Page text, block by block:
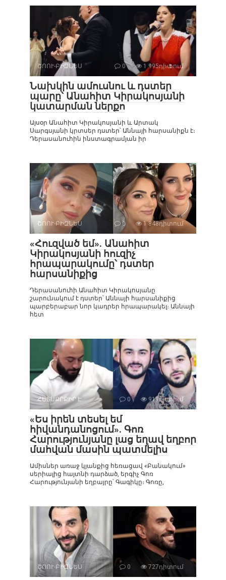
ՇՈՈՒ-ԲԻԶՆԵՍ 0 1 995դիտում
Նախկին ամուսնու և դստեր
պարը՝ Անահիտ Կիրակոսյանի
կատարման ներքո
Այսօր Անահիտ Կիրակոսյանի և Արտակ
Սարգսյանի կրտսեր դստեր՝ Աննայի հարսանիքն է։
Դերասանուհին ինստագրամյան իր
ՇՈՈՒ-ԲԻԶՆԵՍ 0 1 848դիտում
«Հուզված եմ». Անահիտ
Կիրակոսյանի հուզիչ
հրապարակումը՝ դստեր
հարսանիքից
Դերասանուհի Անահիտ Կիրակոսյանը
շարունակում է դստեր՝ Աննայի հարսանիքից
պարբերաբար նոր կադրեր հրապարակել։ Աննայի
հետ
ՀԵՏԱՔՐՔԻՐ Է 0 919դիտում
«Ես իրեն տեսել եմ
հիվանդանոցում». Գոռ
Հարությունյանը լաց եղավ եղբոր
մահվան մասին պատմելիս
Ամիսներ առաջ կյանքից հեռացավ «Բանակում»
սերիալից հայտնի դարձած, երգիչ Գոռ
Հարությունյանի եղբայրը՝ Գագիկը։ Գոռը,
ՇՈՈՒ-ԲԻԶՆԵՍ 0 727դիտում